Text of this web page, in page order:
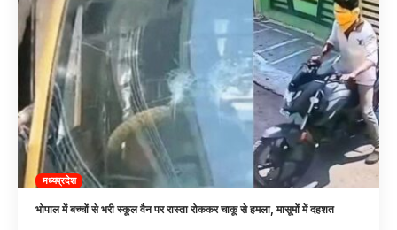
मध्यप्रदेश
भोपाल में बच्चों से भरी स्कूल वैन पर रास्ता रोककर चाकू से हमला, मासूमों में दहशत